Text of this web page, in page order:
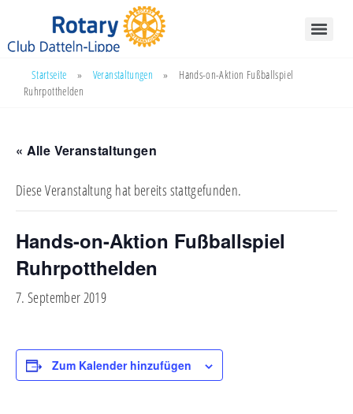
Startseite » Veranstaltungen »
Hands-on-Aktion Fußballspiel
Ruhrpotthelden
« Alle Veranstaltungen
Diese Veranstaltung hat bereits stattgefunden.
Hands-on-Aktion Fußballspiel
Ruhrpotthelden
7. September 2019
Zum Kalender hinzufügen